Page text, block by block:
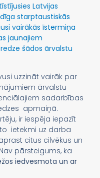
Latvijas
starptaustiskās
vairākās īstermiņa
jaunajiem
šādos ārvalstu
uzzināt vairāk par
ārvalstu
sadarbības
apmaiņā.
ir iespēja iepazīt
ietekmi uz darba
citus cilvēkus un
pārsteigums, ka
iedvesmota un ar